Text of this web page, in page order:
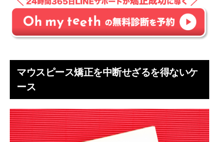
マウスピース矯正を中断せざるを得ないケ
ース